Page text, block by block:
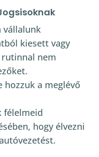
vállalunk
kiesett vagy
rutinnal nem
hozzuk a meglévő
félelmeid
hogy élvezni